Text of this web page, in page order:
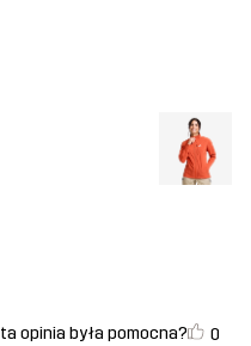
opinia była pomocna? 0